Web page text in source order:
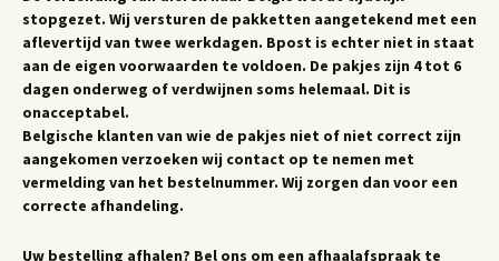
stopgezet. Wij versturen de pakketten aangetekend met een
aflevertijd van twee werkdagen. Bpost is echter niet in staat
aan de eigen voorwaarden te voldoen. De pakjes zijn 4 tot 6
dagen onderweg of verdwijnen soms helemaal. Dit is
onacceptabel.
Belgische klanten van wie de pakjes niet of niet correct zijn
aangekomen verzoeken wij contact op te nemen met
vermelding van het bestelnummer. Wij zorgen dan voor een
correcte afhandeling.
Uw bestelling afhalen? Bel ons om een afhaalafspraak te